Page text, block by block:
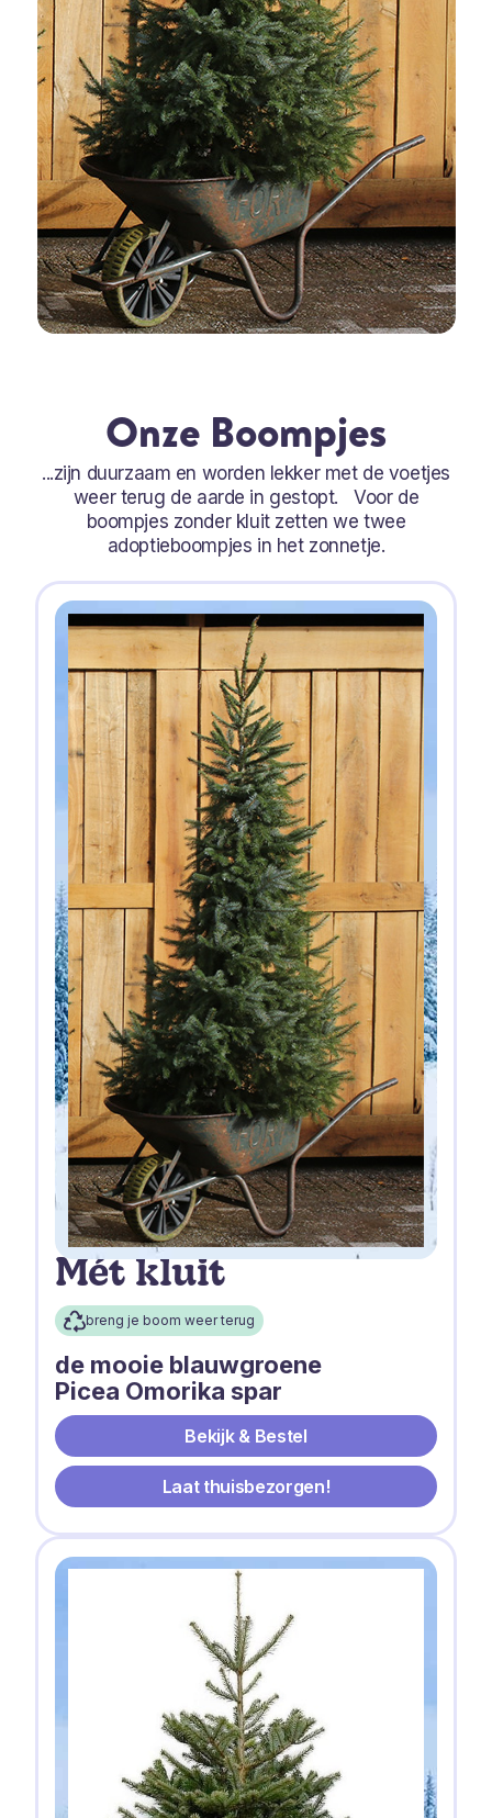
Onze Boompjes
...zijn duurzaam en worden lekker met de voetjes
weer terug de aarde in gestopt. Voor de
boompjes zonder kluit zetten we twee
adoptieboompjes in het zonnetje.
Mét kluit
breng je boom weer terug
de mooie blauwgroene
Picea Omorika spar
Bekijk & Bestel
Laat thuisbezorgen!